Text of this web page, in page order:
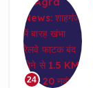
24